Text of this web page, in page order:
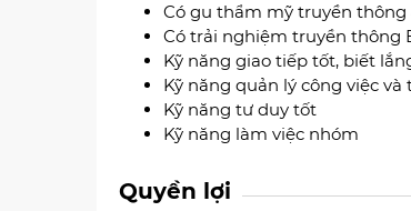
Có gu thẩm mỹ truyền thông
Có trải nghiệm truyền thông
Kỹ năng giao tiếp tốt, biết
Kỹ năng quản lý công việc
Kỹ năng tư duy tốt
Kỹ năng làm việc nhóm
Quyền lợi